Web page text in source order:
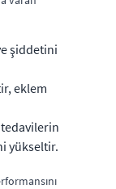
şiddetini
eklem
yükseltir.